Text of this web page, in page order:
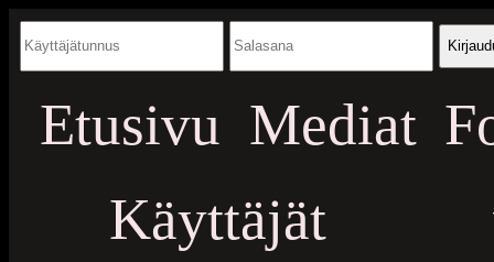
Etusivu Mediat
Käyttäjät